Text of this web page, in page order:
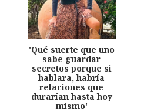
'Qué suerte que uno
sabe guardar
secretos porque si
hablara, habría
relaciones que
durarían hasta hoy
mismo'